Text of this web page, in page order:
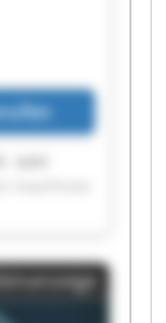
soni
e.K. soni
e.K. soni
machines
e.K. soni